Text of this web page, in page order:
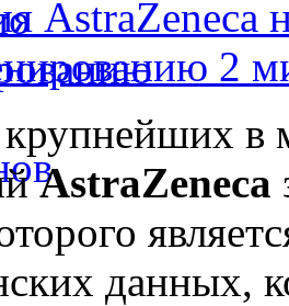
AstraZeneca
2
в
AstraZeneca
данных,